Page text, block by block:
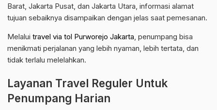
Barat, Jakarta Pusat, dan Jakarta Utara, informasi alamat
tujuan sebaiknya disampaikan dengan jelas saat pemesanan.
Melalui travel via tol Purworejo Jakarta, penumpang bisa
menikmati perjalanan yang lebih nyaman, lebih tertata, dan
tidak terlalu melelahkan.
Layanan Travel Reguler Untuk
Penumpang Harian